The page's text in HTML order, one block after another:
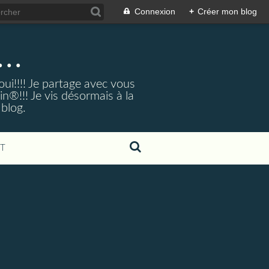
Connexion + Créer mon blog
Je partage avec vous
Je vis désormais à la